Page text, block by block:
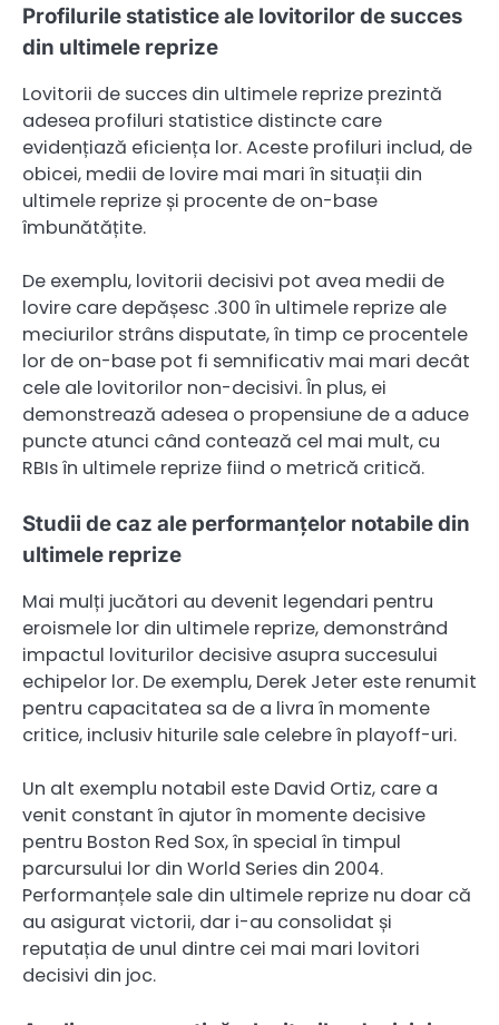
Profilurile statistice ale lovitorilor de succes
din ultimele reprize
Lovitorii de succes din ultimele reprize prezintă
adesea profiluri statistice distincte care
evidențiază eficiența lor. Aceste profiluri includ, de
obicei, medii de lovire mai mari în situații din
ultimele reprize și procente de on-base
îmbunătățite.
De exemplu, lovitorii decisivi pot avea medii de
lovire care depășesc .300 în ultimele reprize ale
meciurilor strâns disputate, în timp ce procentele
lor de on-base pot fi semnificativ mai mari decât
cele ale lovitorilor non-decisivi. În plus, ei
demonstrează adesea o propensiune de a aduce
puncte atunci când contează cel mai mult, cu
RBIs în ultimele reprize fiind o metrică critică.
Studii de caz ale performanțelor notabile din
ultimele reprize
Mai mulți jucători au devenit legendari pentru
eroismele lor din ultimele reprize, demonstrând
impactul loviturilor decisive asupra succesului
echipelor lor. De exemplu, Derek Jeter este renumit
pentru capacitatea sa de a livra în momente
critice, inclusiv hiturile sale celebre în playoff-uri.
Un alt exemplu notabil este David Ortiz, care a
venit constant în ajutor în momente decisive
pentru Boston Red Sox, în special în timpul
parcursului lor din World Series din 2004.
Performanțele sale din ultimele reprize nu doar că
au asigurat victorii, dar i-au consolidat și
reputația de unul dintre cei mai mari lovitori
decisivi din joc.